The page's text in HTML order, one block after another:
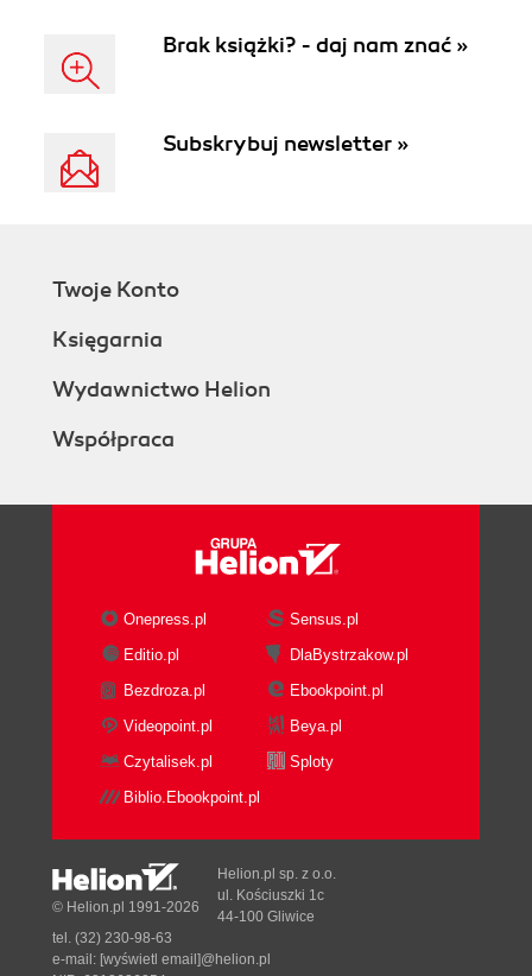
Brak książki? - daj nam znać »
Subskrybuj newsletter »
Twoje Konto
Księgarnia
Wydawnictwo Helion
Współpraca
Onepress.pl
Sensus.pl
Editio.pl
DlaBystrzakow.pl
Bezdroza.pl
Ebookpoint.pl
Videopoint.pl
Beya.pl
Czytalisek.pl
Sploty
Biblio.Ebookpoint.pl
© Helion.pl 1991-2026
Helion.pl sp. z o.o.
ul. Kościuszki 1c
44-100 Gliwice
tel. (32) 230-98-63
e-mail: [wyświetl email]@helion.pl